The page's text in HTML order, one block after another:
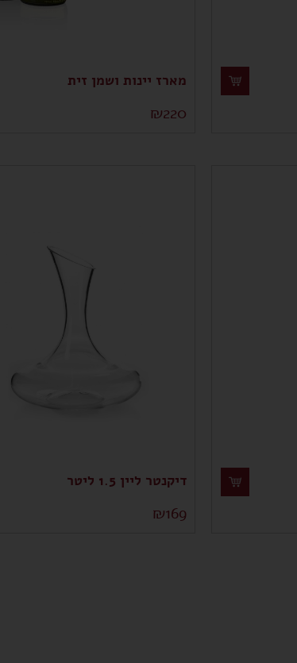
מארז יינות ושמן זית
₪220
דיקנטר ליין 1.5 ליטר
₪169